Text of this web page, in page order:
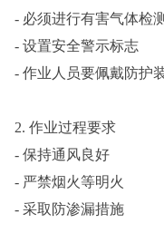
- 必须进行有害气体检测
- 设置安全警示标志
- 作业人员要佩戴防护
2. 作业过程要求
- 保持通风良好
- 严禁烟火等明火
- 采取防渗漏措施